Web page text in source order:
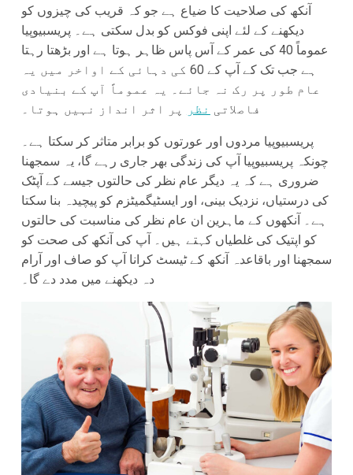
آنکھ کی صلاحیت کا ضیاع ہے جو کہ قریب کی چیزوں کو
دیکھنے کے لئے اپنی فوکس کو بدل سکتی ہے۔ پریسبیوپیا
عموماً 40 کی عمر کے آس پاس ظاہر ہوتا ہے اور بڑھتا رہتا
ہے جب تک کے آپ کے 60 کی دہائی کے اواخر میں یہ
عام طور پر رک نہ جائے۔ یہ عموماً آپ کے بنیادی
فاصلاتی نظر پر اثر انداز نہیں ہوتا۔
پریسبیوپیا مردوں اور عورتوں کو برابر متاثر کر سکتا ہے۔
چونکہ پریسبیوپیا آپ کی زندگی بھر جاری رہے گا، یہ سمجھنا
ضروری ہے کہ یہ دیگر عام نظر کی حالتوں جیسے کے آپٹک
کی درستیاں، نزدیک بینی، اور ایسٹیگمیٹزم کو پیچیدہ بنا سکتا
ہے۔ آنکھوں کے ماہرین ان عام نظر کی مناسبت کی حالتوں
کو اپتیک کی غلطیاں کہتے ہیں۔ آپ کی آنکھ کی صحت کو
سمجھنا اور باقاعدہ آنکھ کے ٹیسٹ کرانا آپ کو صاف اور آرام
دہ دیکھنے میں مدد دے گا۔